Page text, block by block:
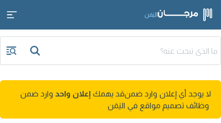
اليَمَن
لا يوجد أي إعلان وارد ضمنقد يهمك إعلان واحد وارد ضمن
وظائف تصميم مواقع في اليَمَن